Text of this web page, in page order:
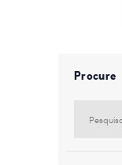
Procure
por: